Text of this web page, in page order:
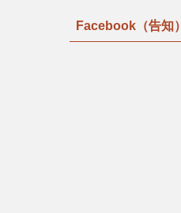
Facebook（告知）